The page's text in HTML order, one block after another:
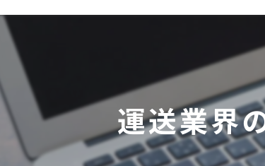
運送業界